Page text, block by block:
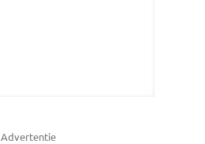
Advertentie